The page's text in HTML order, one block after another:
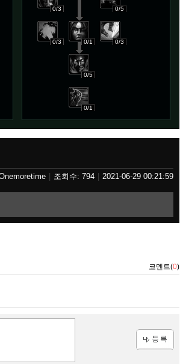
0/3 0/5
0/3 0/1 0/3
0/5
0/1
794 2021-06-29 00:21:59
코멘트(0)